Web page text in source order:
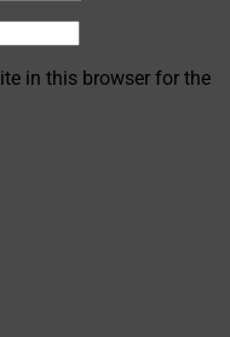
in this browser for the